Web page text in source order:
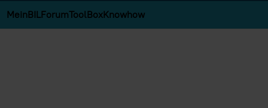
MeinBILForumToolBoxKnowhow